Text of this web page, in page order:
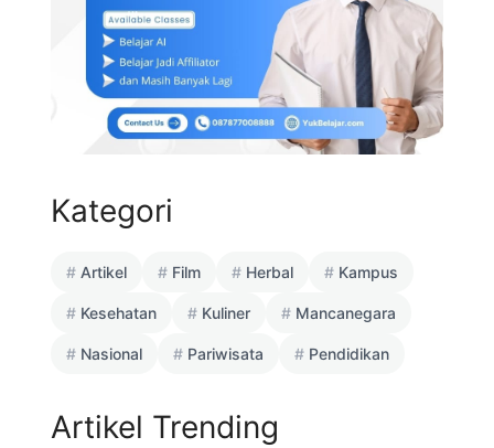
Kategori
Artikel Film Herbal Kampus
Kesehatan Kuliner Mancanegara
Nasional Pariwisata Pendidikan
Artikel Trending